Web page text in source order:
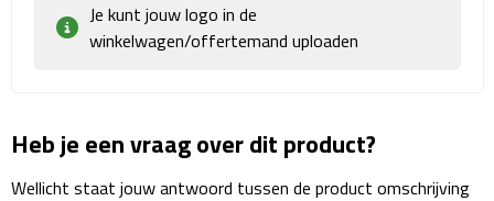
Strandtassen
Lunchtassen
Je kunt jouw logo in de
winkelwagen/offertemand uploaden
Heb je een vraag over dit product?
Wellicht staat jouw antwoord tussen de product omschrijving